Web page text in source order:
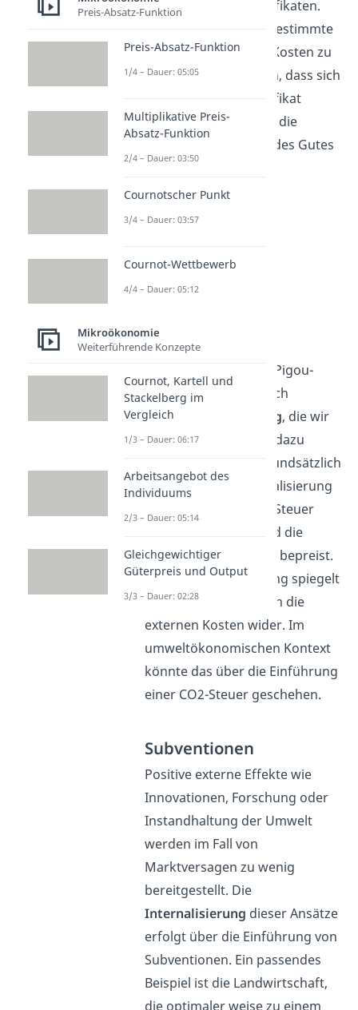
Verschmutzungszertifikaten.
Diese erlauben eine bestimmte
Menge der externen Kosten zu
produzieren. Dadurch, dass sich
eine Firma diese Zertifikat
kaufen muss, werden die
Kosten auf den Preis des Gutes
Pigou-Steuer
Die Einführung einer Pigou-
Steuer ist eine klassisch
marktbasierte Lösung, die wir
dir in unserem
dazu
genauer erklären. Grundsätzlich
wird dabei zur Internalisierung
externer Kosten eine Steuer
eingeführt. Somit wird die
negative Externalität
bepreist.
In der First-Best Lösung spiegelt
der Produktpreis dann die
externen Kosten wider. Im
umweltökonomischen Kontext
könnte das über die Einführung
einer CO2-Steuer geschehen.
Subventionen
Positive externe Effekte wie
Innovationen, Forschung oder
Instandhaltung der Umwelt
werden im Fall von
Marktversagen zu wenig
bereitgestellt. Die
Internalisierung dieser Ansätze
erfolgt über die Einführung von
Subventionen. Ein passendes
Beispiel ist die Landwirtschaft,
die optimaler weise zu einem
Preis-Absatz-Funktion
Preis-Absatz-Funktion
1/4 – Dauer: 05:05
Multiplikative Preis-
Absatz-Funktion
2/4 – Dauer: 03:50
Cournotscher Punkt
3/4 – Dauer: 03:57
Cournot-Wettbewerb
4/4 – Dauer: 05:12
Mikroökonomie
Weiterführende Konzepte
Cournot, Kartell und
Stackelberg im
Vergleich
1/3 – Dauer: 06:17
Arbeitsangebot des
Individuums
2/3 – Dauer: 05:14
Gleichgewichtiger
Güterpreis und Output
3/3 – Dauer: 02:28